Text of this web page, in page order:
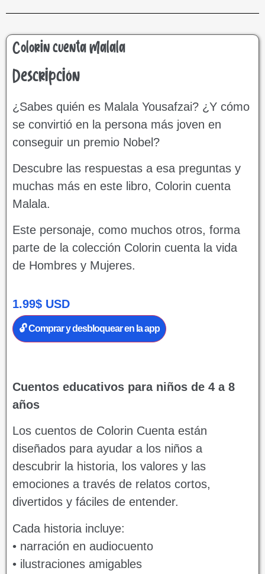
Colorin cuenta Malala
Descripción
¿Sabes quién es Malala Yousafzai? ¿Y cómo
se convirtió en la persona más joven en
conseguir un premio Nobel?
Descubre las respuestas a esa preguntas y
muchas más en este libro, Colorin cuenta
Malala.
Este personaje, como muchos otros, forma
parte de la colección Colorin cuenta la vida
de Hombres y Mujeres.
1.99$ USD
🔓 Comprar y desbloquear en la app
Cuentos educativos para niños de 4 a 8
años
Los cuentos de Colorin Cuenta están
diseñados para ayudar a los niños a
descubrir la historia, los valores y las
emociones a través de relatos cortos,
divertidos y fáciles de entender.
Cada historia incluye:
• narración en audiocuento
• ilustraciones amigables